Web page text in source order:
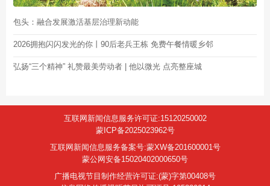
包头：融合发展激活基层治理新动能
2026拥抱闪闪发光的你丨90后老兵王栋 免费午餐情暖乡邻
弘扬“三个精神” 礼赞最美劳动者 | 他以微光 点亮整座城
互联网新闻信息服务许可证:15120250002
蒙ICP备2025023962号
互联网新闻信息服务备案号:蒙XW备201600001号
蒙公网安备15020402000650号
广播电视节目制作经营许可证:(蒙)字第00408号